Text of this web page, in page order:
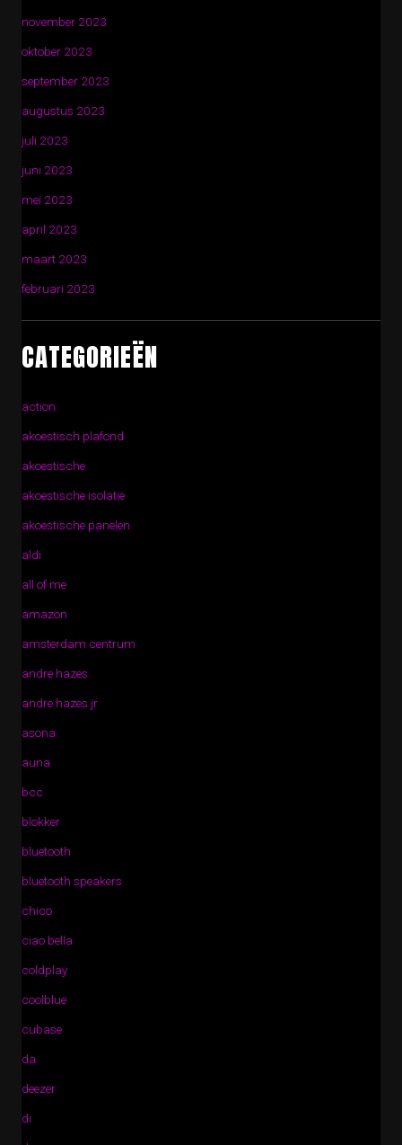
november 2023
oktober 2023
september 2023
augustus 2023
juli 2023
juni 2023
mei 2023
april 2023
maart 2023
februari 2023
CATEGORIEËN
action
akoestisch plafond
akoestische
akoestische isolatie
akoestische panelen
aldi
all of me
amazon
amsterdam centrum
andre hazes
andre hazes jr
asona
auna
bcc
blokker
bluetooth
bluetooth speakers
chico
ciao bella
coldplay
coolblue
cubase
da
deezer
di